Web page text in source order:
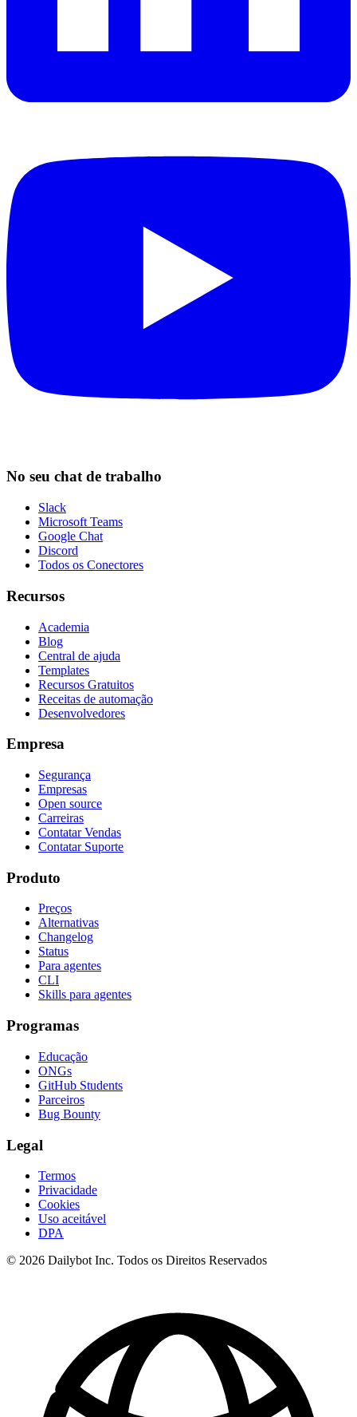
No seu chat de trabalho
Slack
Microsoft Teams
Google Chat
Discord
Todos os Conectores
Recursos
Academia
Blog
Central de ajuda
Templates
Recursos Gratuitos
Receitas de automação
Desenvolvedores
Empresa
Segurança
Empresas
Open source
Carreiras
Contatar Vendas
Contatar Suporte
Produto
Preços
Alternativas
Changelog
Status
Para agentes
CLI
Skills para agentes
Programas
Educação
ONGs
GitHub Students
Parceiros
Bug Bounty
Legal
Termos
Privacidade
Cookies
Uso aceitável
DPA
© 2026 Dailybot Inc. Todos os Direitos Reservados